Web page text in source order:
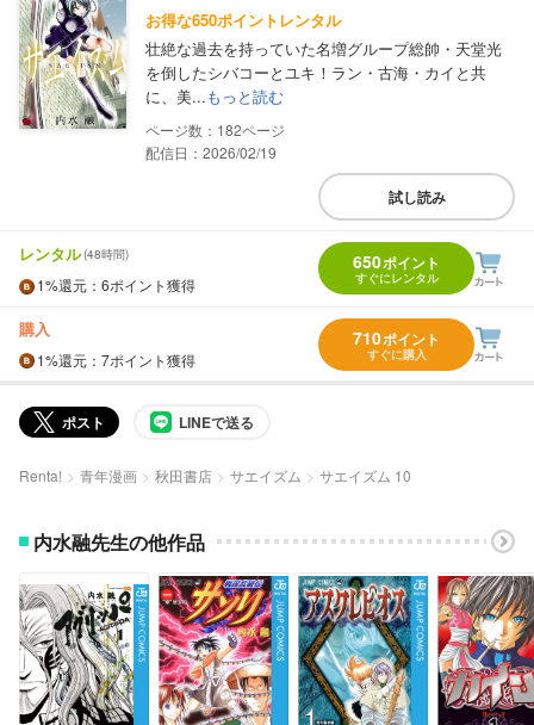
お得な650ポイントレンタル
壮絶な過去を持っていた名増グループ総帥・天堂光
を倒したシバコーとユキ！ラン・古海・カイと共
に、美...もっと読む
182
配信日：2026/02/19
試し読み
レンタル(48時間)
1%還元 ：6ポイント獲得
650ポイント
すぐにレンタル
購入
1%還元 ：7ポイント獲得
710ポイント
すぐに購入
ポスト LINEで送る
Renta! 青年漫画 秋田書店 サエイズム サエイズム 10
内水融先生の他作品